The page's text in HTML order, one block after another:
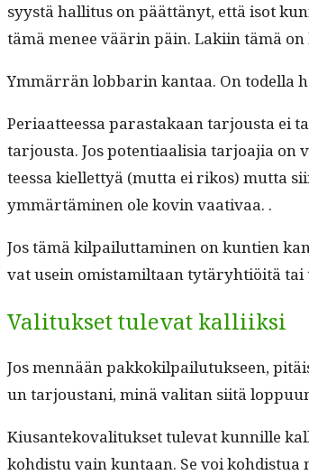
syys­tä hal­li­tus on päät­tänyt, että isot
tämä menee väärin päin. Laki­in tämä
Ymmär­rän lob­barin kan­taa. On todel­la
Peri­aat­teessa paras­takaan tar­jous­ta ei
tar­jous­ta. Jos poten­ti­aal­isia tar­joa­jia on
teessa kiel­let­tyä (mut­ta ei rikos) mut­ta
ymmärtämi­nen ole kovin vaativaa. .
Jos tämä kil­pailut­ta­mi­nen on kun­tien
vat usein omis­tamil­taan tytäry­htiöitä tai
Valitukset tulevat kalliiksi
Jos men­nään pakkok­il­pailu­tuk­seen,
un tar­jous­tani, minä val­i­tan siitä
Kiu­san­teko­val­i­tuk­set tule­vat kun­nille
kohdis­tu vain kun­taan. Se voi